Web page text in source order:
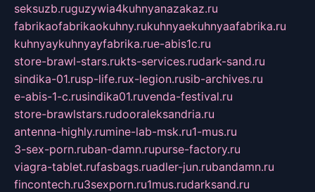
seksuzb.ruguzywia4kuhnyanazakaz.ru
fabrikaofabrikaokuhny.rukuhnyaekuhnyaafabrika.ru
kuhnyaykuhnyayfabrika.rue-abis1c.ru
store-brawl-stars.rukts-services.rudark-sand.ru
sindika-01.rusp-life.rux-legion.rusib-archives.ru
e-abis-1-c.rusindika01.ruvenda-festival.ru
store-brawlstars.rudooraleksandria.ru
antenna-highly.rumine-lab-msk.ru1-mus.ru
3-sex-porn.ruban-damn.rupurse-factory.ru
viagra-tablet.rufasbags.ruadler-jun.rubandamn.ru
fincontech.ru3sexporn.ru1mus.rudarksand.ru